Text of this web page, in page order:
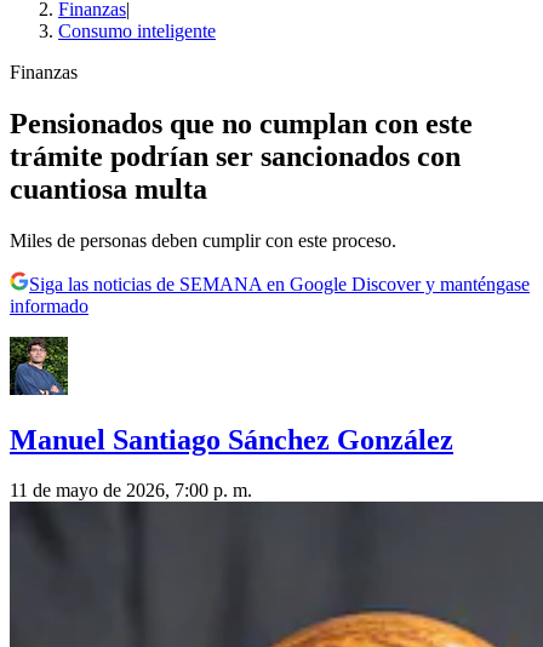
Finanzas|
Consumo inteligente
Finanzas
Pensionados que no cumplan con este
trámite podrían ser sancionados con
cuantiosa multa
Miles de personas deben cumplir con este proceso.
Siga las noticias de SEMANA en Google Discover y manténgase
informado
Manuel Santiago Sánchez González
11 de mayo de 2026, 7:00 p. m.